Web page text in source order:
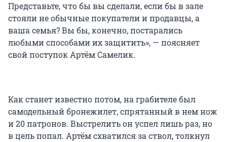
Представьте, что бы вы сделали, если бы в зале
стояли не обычные покупатели и продавцы, а
ваша семья? Вы бы, конечно, постарались
любыми способами их защитить», — поясняет
свой поступок Артём Самелик.
Как станет известно потом, на грабителе был
самодельный бронежилет, спрятанный в нем нож
и 20 патронов. Выстрелить он успел лишь раз, но
в цель попал. Артём схватился за ствол, толкнул